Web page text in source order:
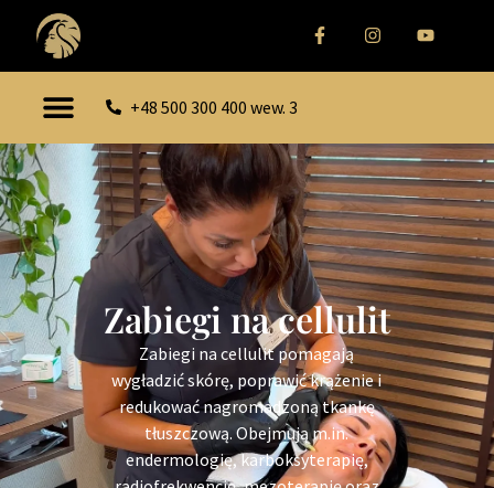
+48 500 300 400 wew. 3
Zabiegi na cellulit
Zabiegi na cellulit pomagają
wygładzić skórę, poprawić krążenie i
redukować nagromadzoną tkankę
tłuszczową. Obejmują m.in.
endermologię, karboksyterapię,